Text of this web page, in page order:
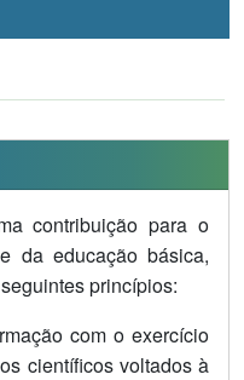
contribuição para o
da educação básica,
princípios:
com o exercício
científicos voltados à